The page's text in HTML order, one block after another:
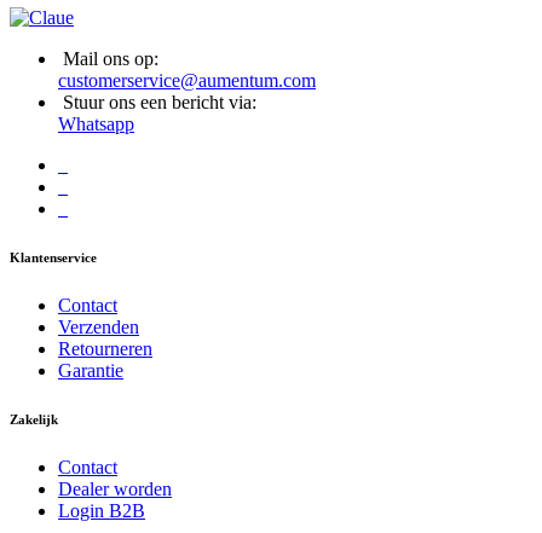
Mail ons op:
customerservice@aumentum.com
Stuur ons een bericht via:
Whatsapp
Klantenservice
Contact
Verzenden
Retourneren
Garantie
Zakelijk
Contact
Dealer worden
Login B2B